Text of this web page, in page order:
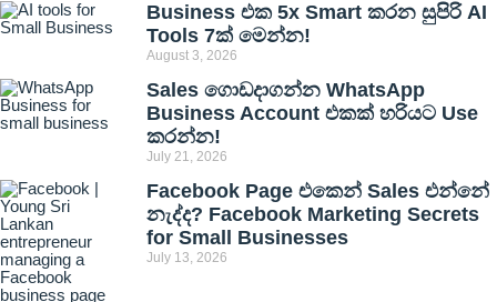
Business එක 5x Smart කරන සුපිරි AI
Tools 7ක් මෙන්න!
August 3, 2026
Sales ගොඩදාගන්න WhatsApp
Business Account එකක් හරියට Use
කරන්න!
July 21, 2026
Facebook Page එකෙන් Sales එන්නේ
නැද්ද? Facebook Marketing Secrets
for Small Businesses
July 13, 2026